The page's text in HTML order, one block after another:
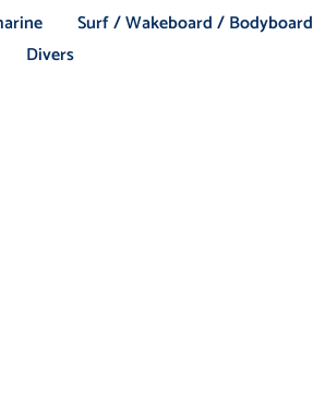
Surf / Wakeboard / Bodyboard
Divers